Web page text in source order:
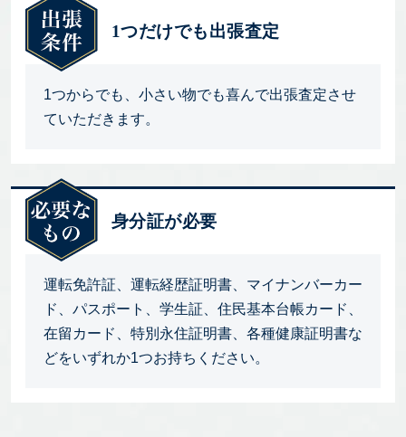
1つだけでも出張査定
1つからでも、小さい物でも喜んで出張査定させ
ていただきます。
身分証が必要
運転免許証、運転経歴証明書、マイナンバーカー
ド、パスポート、学生証、住民基本台帳カード、
在留カード、特別永住証明書、各種健康証明書な
どをいずれか1つお持ちください。